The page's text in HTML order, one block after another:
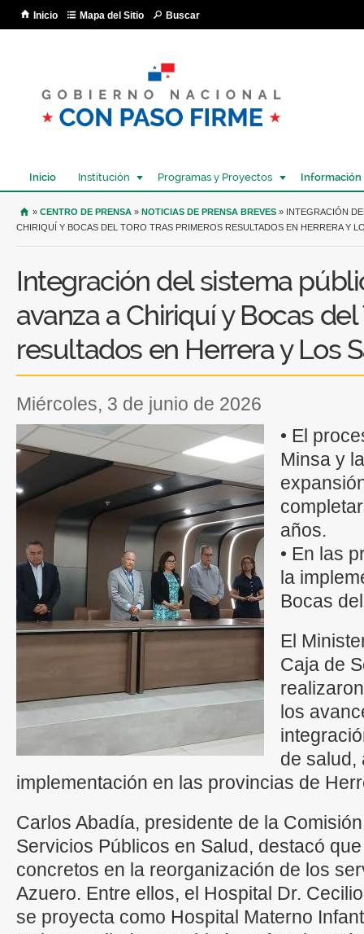
Inicio Mapa del Sitio Buscar
Inicio Institución Programas y Proyectos Información
USTED SE ENCUENTRA AQUÍ
» CENTRO DE PRENSA » NOTICIAS DE PRENSA BREVES » INTEGRACIÓN
CHIRIQUÍ Y BOCAS DEL TORO TRAS PRIMEROS RESULTADOS EN HERRERA Y
Integración del sistema
avanza a Chiriquí y Bocas
resultados en Herrera y Los
miércoles, 3 de junio de 2026
• El
Minsa y
años.
• En las
la
Bocas
El
Caja de
los
de salud,
implementación en las provincias de
Carlos Abadía, presidente de la
Servicios Públicos en Salud, destacó
concretos en la reorganización de los
Azuero. Entre ellos, el Hospital Dr.
se proyecta como Hospital Materno